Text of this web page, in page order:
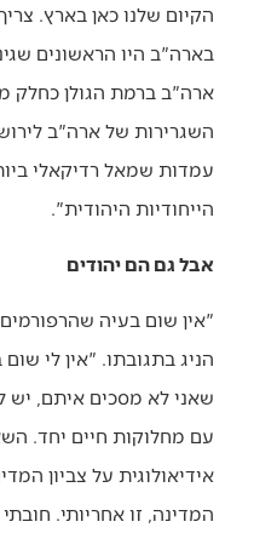
הקיום שלנו כאן בארץ.
בארה"ב היו הראשונים
ארה"ב ברמת הגולן
השגרירות של ארה"ב
עמדות שמאל רדיקאלי
הייחודיות היהודית".
אבל גם הם יהודים
"אין שום בעיה
הניג בתגובתו. "אין לי
שאני לא מסכים איתם, יש
עם מחלוקות חיים יחד.
אידיאולוגית על צביון
המדינה, זו אחריותי.